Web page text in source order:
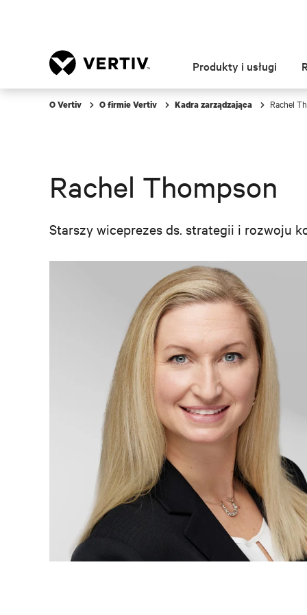
Produkty i usługi
O Vertiv O firmie Vertiv Kadra zarządzająca Rachel
Rachel Thompson
Starszy wiceprezes ds. strategii i rozwoju